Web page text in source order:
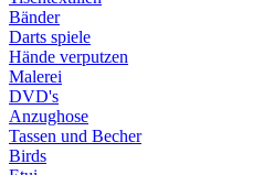
Bänder
Darts spiele
Hände verputzen
Malerei
DVD's
Anzughose
Tassen und Becher
Birds